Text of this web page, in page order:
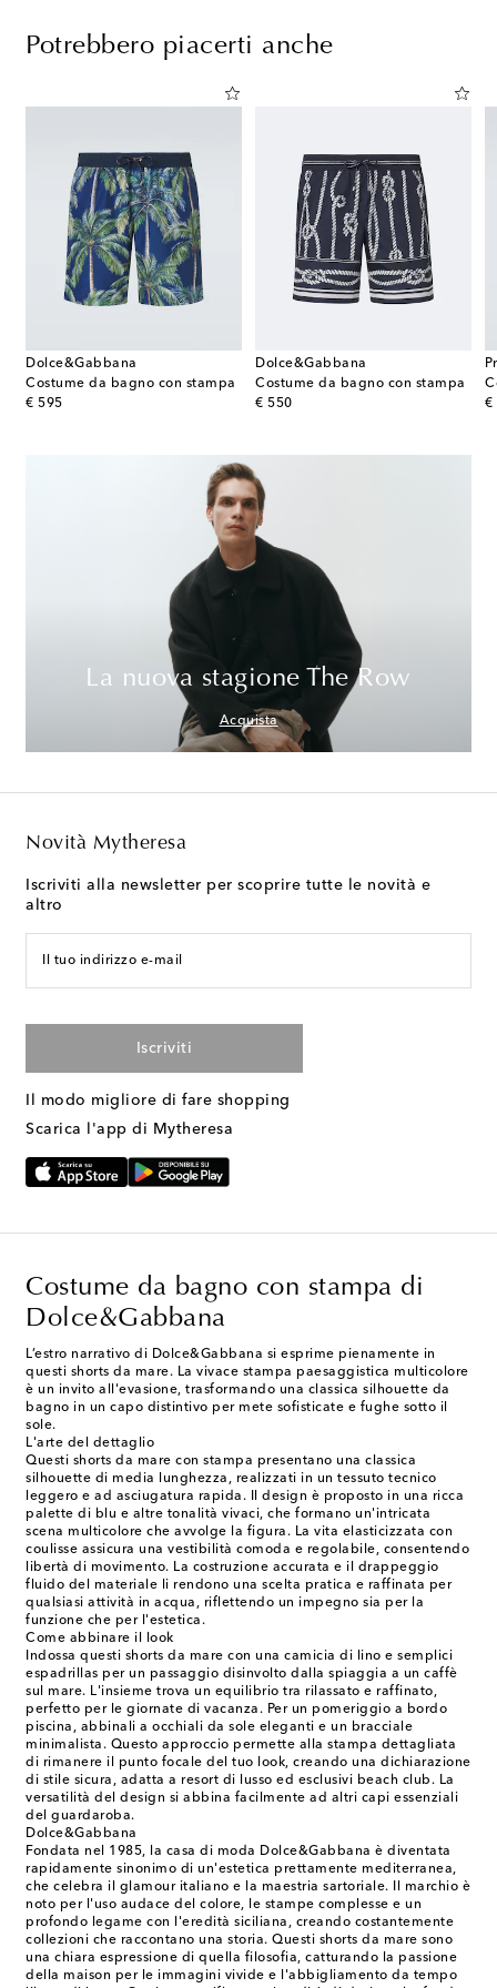
Potrebbero piacerti anche
Dolce&Gabbana
Costume da bagno con stampa
€ 595
original price
Dolce&Gabbana
Costume da bagno con stampa
€ 550
original price
€
La nuova stagione The Row
Acquista
Novità Mytheresa
Iscriviti alla newsletter per scoprire tutte le novità e
altro
Il tuo indirizzo e-mail
Iscriviti
Il modo migliore di fare shopping
Scarica l'app di Mytheresa
Costume da bagno con stampa di
Dolce&Gabbana
L’estro narrativo di Dolce&Gabbana si esprime pienamente in
questi shorts da mare. La vivace stampa paesaggistica multicolore
è un invito all'evasione, trasformando una classica silhouette da
bagno in un capo distintivo per mete sofisticate e fughe sotto il
sole.
L'arte del dettaglio
Questi shorts da mare con stampa presentano una classica
silhouette di media lunghezza, realizzati in un tessuto tecnico
leggero e ad asciugatura rapida. Il design è proposto in una ricca
palette di blu e altre tonalità vivaci, che formano un'intricata
scena multicolore che avvolge la figura. La vita elasticizzata con
coulisse assicura una vestibilità comoda e regolabile, consentendo
libertà di movimento. La costruzione accurata e il drappeggio
fluido del materiale li rendono una scelta pratica e raffinata per
qualsiasi attività in acqua, riflettendo un impegno sia per la
funzione che per l'estetica.
Come abbinare il look
Indossa questi shorts da mare con una camicia di lino e semplici
espadrillas per un passaggio disinvolto dalla spiaggia a un caffè
sul mare. L'insieme trova un equilibrio tra rilassato e raffinato,
perfetto per le giornate di vacanza. Per un pomeriggio a bordo
piscina, abbinali a occhiali da sole eleganti e un bracciale
minimalista. Questo approccio permette alla stampa dettagliata
di rimanere il punto focale del tuo look, creando una dichiarazione
di stile sicura, adatta a resort di lusso ed esclusivi beach club. La
versatilità del design si abbina facilmente ad altri capi essenziali
del guardaroba.
Dolce&Gabbana
Fondata nel 1985, la casa di moda Dolce&Gabbana è diventata
rapidamente sinonimo di un'estetica prettamente mediterranea,
che celebra il glamour italiano e la maestria sartoriale. Il marchio è
noto per l'uso audace del colore, le stampe complesse e un
profondo legame con l'eredità siciliana, creando costantemente
collezioni che raccontano una storia. Questi shorts da mare sono
una chiara espressione di quella filosofia, catturando la passione
della maison per le immagini vivide e l'abbigliamento da tempo